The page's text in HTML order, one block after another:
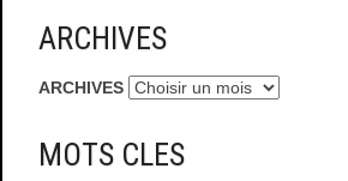
ARCHIVES
ARCHIVES
MOTS CLES